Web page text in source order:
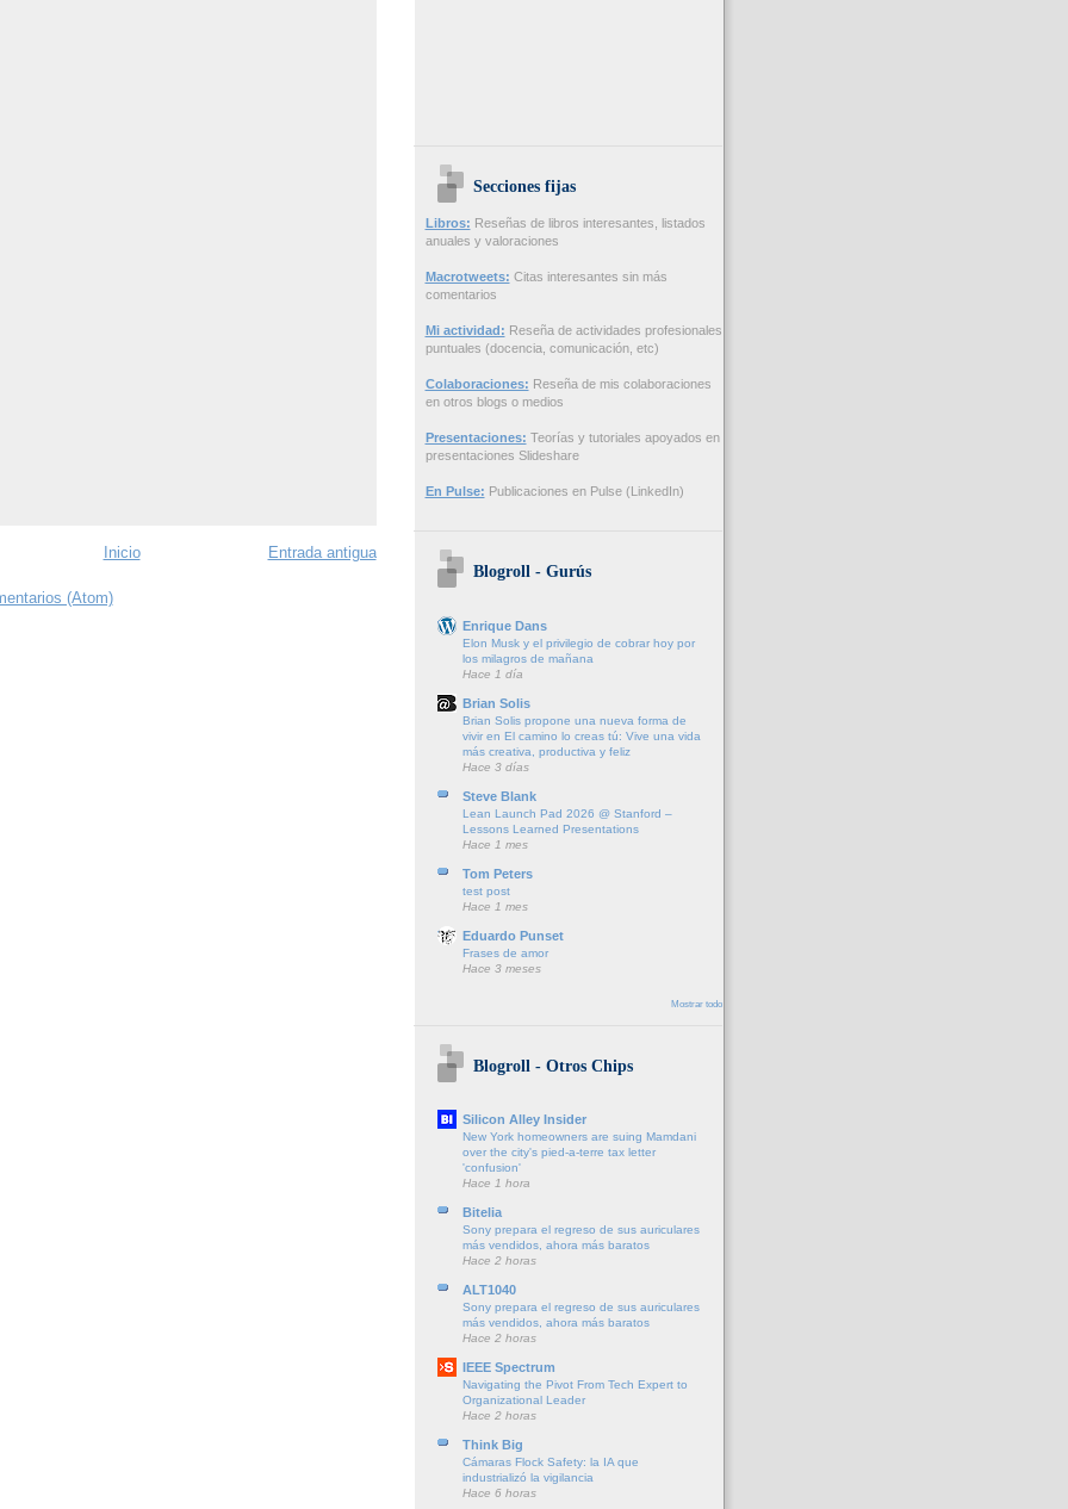
Entrada antigua
Inicio
(Atom)
Secciones fijas
Libros: Reseñas de libros interesantes, listados
anuales y valoraciones
Macrotweets: Citas interesantes sin más
comentarios
Mi actividad: Reseña de actividades profesionales
puntuales (docencia, comunicación, etc)
Colaboraciones: Reseña de mis colaboraciones
en otros blogs o medios
Presentaciones: Teorías y tutoriales apoyados en
presentaciones Slideshare
En Pulse: Publicaciones en Pulse (LinkedIn)
Blogroll - Gurús
Enrique Dans
Elon Musk y el privilegio de cobrar hoy por
los milagros de mañana
Hace 1 día
Brian Solis
Brian Solis propone una nueva forma de
vivir en El camino lo creas tú: Vive una vida
más creativa, productiva y feliz
Hace 3 días
Steve Blank
Lean Launch Pad 2026 @ Stanford –
Lessons Learned Presentations
Hace 1 mes
Tom Peters
test post
Hace 1 mes
Eduardo Punset
Frases de amor
Hace 3 meses
Mostrar todo
Blogroll - Otros Chips
Silicon Alley Insider
New York homeowners are suing Mamdani
over the city's pied-a-terre tax letter
'confusion'
Hace 1 hora
Bitelia
Sony prepara el regreso de sus auriculares
más vendidos, ahora más baratos
Hace 2 horas
ALT1040
Sony prepara el regreso de sus auriculares
más vendidos, ahora más baratos
Hace 2 horas
IEEE Spectrum
Navigating the Pivot From Tech Expert to
Organizational Leader
Hace 2 horas
Think Big
Cámaras Flock Safety: la IA que
industrializó la vigilancia
Hace 6 horas